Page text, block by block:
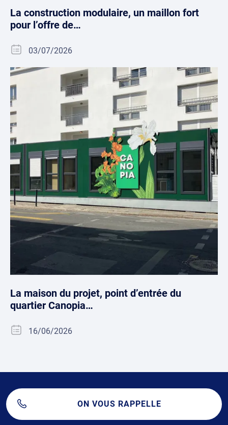
La construction modulaire, un maillon fort
pour l’offre de…
03/07/2026
La maison du projet, point d’entrée du
quartier Canopia…
16/06/2026
ON VOUS RAPPELLE